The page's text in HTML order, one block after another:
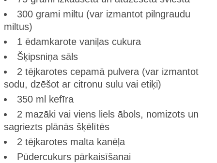
300 grami miltu (var izmantot pilngraudu
miltus)
1 ēdamkarote vaniļas cukura
Šķipsniņa sāls
2 tējkarotes cepamā pulvera (var izmantot
sodu, dzēšot ar citronu sulu vai etiķi)
350 ml kefīra
2 mazāki vai viens liels ābols, nomizots un
sagriezts plānās šķēlītēs
2 tējkarotes malta kanēļa
Pūdercukurs pārkaisīšanai